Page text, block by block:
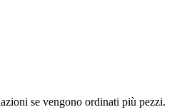
se vengono ordinati più pezzi.